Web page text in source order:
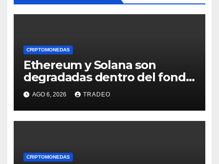
CRIPTOMONEDAS
Ethereum y Solana son
degradadas dentro del fondo
de Grayscale
AGO 6, 2026 TRADEO
CRIPTOMONEDAS